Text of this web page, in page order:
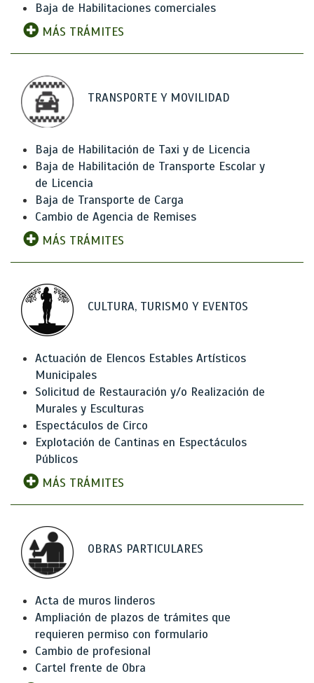
Baja de Habilitaciones comerciales
MÁS TRÁMITES
TRANSPORTE Y MOVILIDAD
Baja de Habilitación de Taxi y de Licencia
Baja de Habilitación de Transporte Escolar y
de Licencia
Baja de Transporte de Carga
Cambio de Agencia de Remises
MÁS TRÁMITES
CULTURA, TURISMO Y EVENTOS
Actuación de Elencos Estables Artísticos
Municipales
Solicitud de Restauración y/o Realización de
Murales y Esculturas
Espectáculos de Circo
Explotación de Cantinas en Espectáculos
Públicos
MÁS TRÁMITES
OBRAS PARTICULARES
Acta de muros linderos
Ampliación de plazos de trámites que
requieren permiso con formulario
Cambio de profesional
Cartel frente de Obra